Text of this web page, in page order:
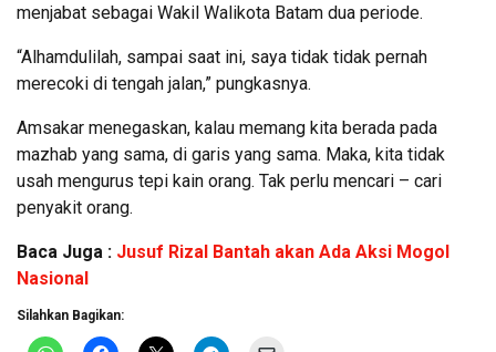
menjabat sebagai Wakil Walikota Batam dua periode.
“Alhamdulilah, sampai saat ini, saya tidak tidak pernah
merecoki di tengah jalan,” pungkasnya.
Amsakar menegaskan, kalau memang kita berada pada
mazhab yang sama, di garis yang sama. Maka, kita tidak
usah mengurus tepi kain orang. Tak perlu mencari – cari
penyakit orang.
Baca Juga : Jusuf Rizal Bantah akan Ada Aksi Mogol
Nasional
Silahkan Bagikan: